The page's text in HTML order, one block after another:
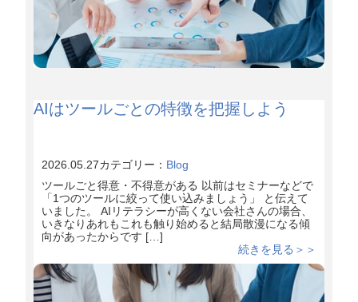
AIはツールごとの特徴を把握しよう
2026.05.27カテゴリー： Blog
ツールごと得意・不得意がある 以前はセミナーなどで
「1つのツールに絞って使い込みましょう」 と伝えて
いました。 AIリテラシーが高くない会社さんの場合、
いきなりあれもこれも触り始めると結局散漫になる傾
向があったからです […]
続きを見る＞＞